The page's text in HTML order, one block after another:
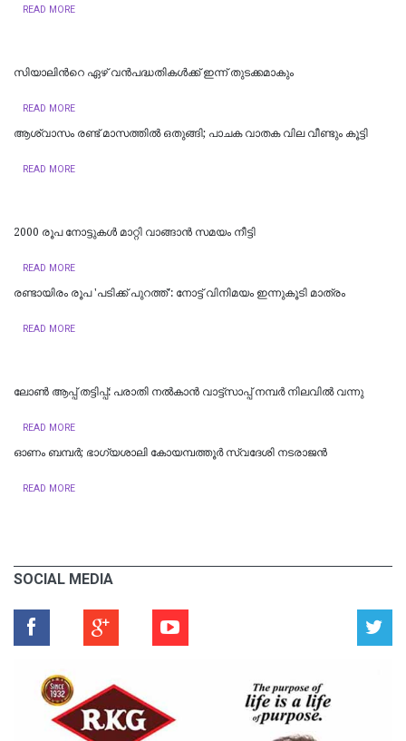
READ MORE
സിയാലിന്‍റെ ഏഴ് വൻപദ്ധതികള്‍ക്ക് ഇന്ന് തുടക്കമാകും
READ MORE
ആശ്വാസം രണ്ട് മാസത്തില്‍ ഒതുങ്ങി; പാചക വാതക വില വീണ്ടും കൂട്ടി
READ MORE
2000 രൂപ നോട്ടുകൾ മാറ്റി വാങ്ങാൻ സമയം നീട്ടി
READ MORE
രണ്ടായിരം രൂപ 'പടിക്ക് പുറത്ത്': നോട്ട് വിനിമയം ഇന്നുകൂടി മാത്രം
READ MORE
ലോൺ ആപ്പ് തട്ടിപ്പ്: പരാതി നൽകാൻ വാട്ട്സാപ്പ് നമ്പർ നിലവിൽ വന്നു
READ MORE
ഓണം ബമ്പർ; ഭാഗ്യശാലി കോയമ്പത്തൂർ സ്വദേശി നടരാജന്‍
READ MORE
SOCIAL MEDIA